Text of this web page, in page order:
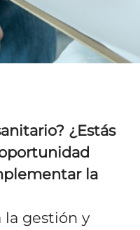
¿Estás
la
la gestión y